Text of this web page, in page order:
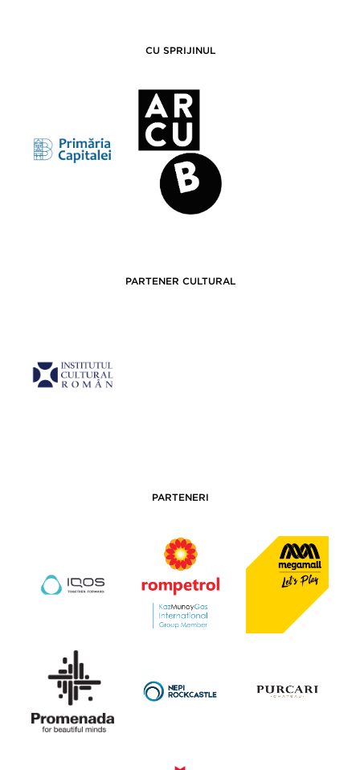
CU SPRIJINUL
PARTENER CULTURAL
PARTENERI